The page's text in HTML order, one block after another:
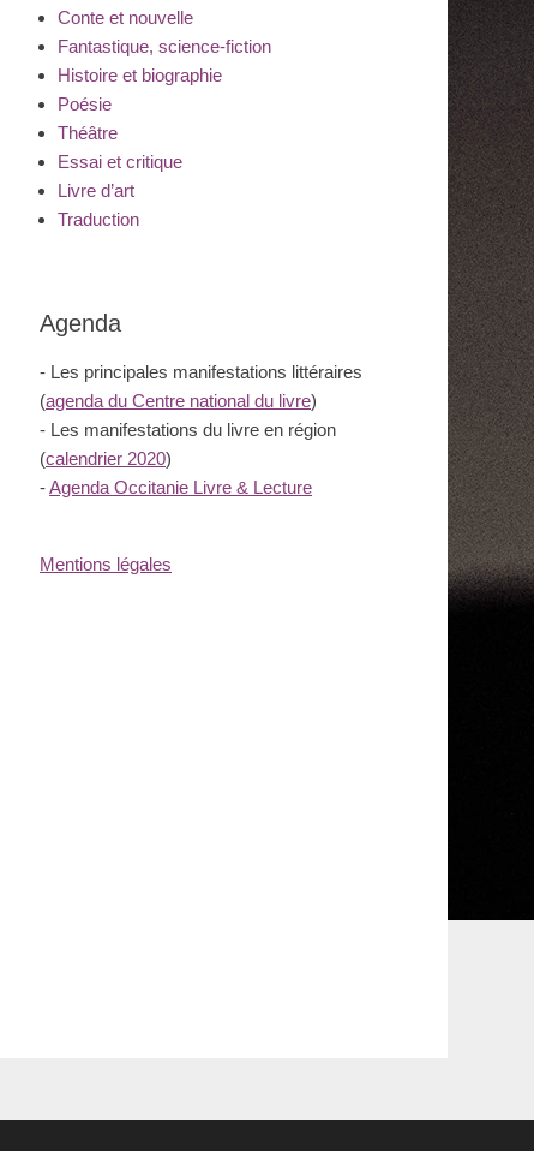
Conte et nouvelle
Fantastique, science-fiction
Histoire et biographie
Poésie
Théâtre
Essai et critique
Livre d’art
Traduction
Agenda
- Les principales manifestations littéraires
(agenda du Centre national du livre)
- Les manifestations du livre en région
(calendrier 2020)
-Agenda Occitanie Livre & Lecture
Mentions légales